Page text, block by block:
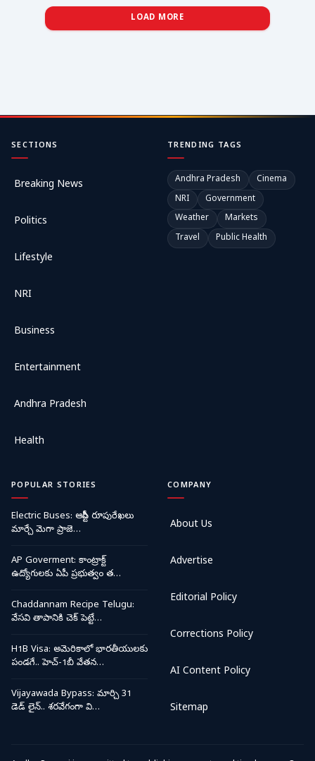
LOAD MORE
SECTIONS
Breaking News
Politics
Lifestyle
NRI
Business
Entertainment
Andhra Pradesh
Health
TRENDING TAGS
Andhra Pradesh
Cinema
NRI
Government
Weather
Markets
Travel
Public Health
POPULAR STORIES
Electric Buses: ఆర్టీసీ రూపురేఖలు
మార్చే మెగా ప్రాజె…
AP Goverment: కాంట్రాక్ట్
ఉద్యోగులకు ఏపీ ప్రభుత్వం త…
Chaddannam Recipe Telugu:
వేసవి తాపానికి చెక్ పెట్టే…
H1B Visa: అమెరికాలో భారతీయులకు
పండగే.. హెచ్-1బీ వేతన…
Vijayawada Bypass: మార్చి 31
డెడ్ లైన్.. శరవేగంగా వి…
COMPANY
About Us
Advertise
Editorial Policy
Corrections Policy
AI Content Policy
Sitemap